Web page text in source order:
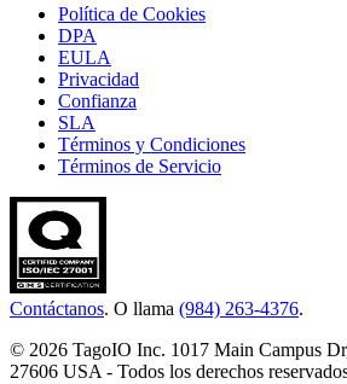
Política de Cookies
DPA
EULA
Privacidad
Confianza
SLA
Términos y Condiciones
Términos de Servicio
Contáctanos. O llama (984) 263-4376.
© 2026 TagoIO Inc. 1017 Main Campus
27606 USA - Todos los derechos